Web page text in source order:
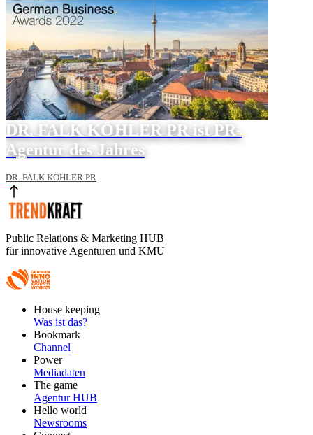
DR. FALK KÖHLER PR ist PR-
Agentur des Jahres
DR. FALK KÖHLER PR
Public Relations & Marketing HUB
für innovative Agenturen und KMU
FooterHouse keeping
Was ist das?
Bookmark
Channel
Power
Mediadaten
The game
Agentur HUB
Hello world
Newsrooms